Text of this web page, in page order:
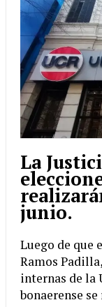
La
junio.
Luego de que
Ramos
internas de la
bonaerense